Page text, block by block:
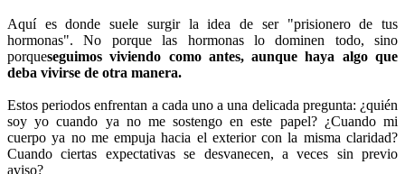
Aquí es donde suele surgir la idea de ser "prisionero de tus
hormonas". No porque las hormonas lo dominen todo, sino
porqueseguimos viviendo como antes, aunque haya algo que
deba vivirse de otra manera.
Estos periodos enfrentan a cada uno a una delicada pregunta: ¿quién
soy yo cuando ya no me sostengo en este papel? ¿Cuando mi
cuerpo ya no me empuja hacia el exterior con la misma claridad?
Cuando ciertas expectativas se desvanecen, a veces sin previo
aviso?